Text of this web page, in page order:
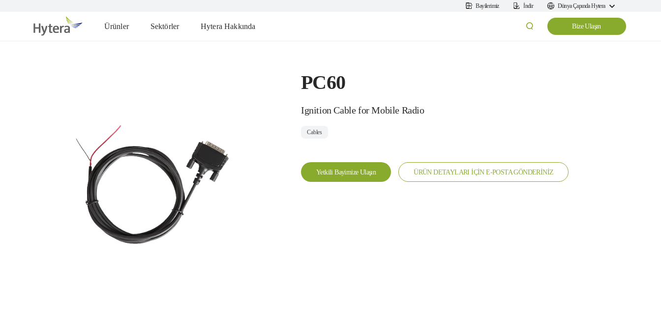
Bayilerimiz İndir Dünya Çapında Hytera
Ürünler Sektörler Hytera Hakkında Bize Ulaşın
PC60
Ignition Cable for Mobile Radio
Cables
Yetkili Bayimize Ulaşın ÜRÜN DETAYLARI İÇİN E-POSTA GÖNDERİNİZ